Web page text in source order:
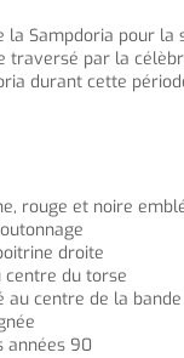
Sampdoria pour la
par la
durant cette
rouge et noire
droite
centre du torse
au centre de la
années 90